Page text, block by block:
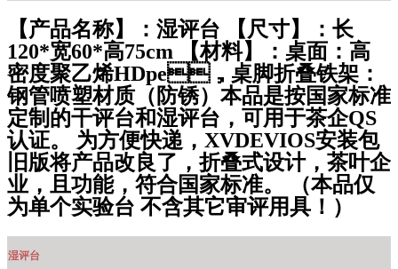
【产品名称】：湿评台 【尺寸】：长
120*宽60*高75cm 【材料】：桌面：高
密度聚乙烯HDpe，桌脚折叠铁架：
钢管喷塑材质（防锈）本品是按国家标准
定制的干评台和湿评台，可用于茶企QS
认证。 为方便快递，XVDEVIOS安装包
旧版将产品改良了，折叠式设计，茶叶企
业，且功能，符合国家标准。 （本品仅
为单个实验台 不含其它审评用具！）
湿评台